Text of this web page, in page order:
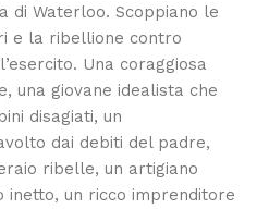
di Waterloo. Scoppiano le
e la ribellione contro
Una coraggiosa
una giovane idealista che
disagiati, un
dai debiti del padre,
ribelle, un artigiano
inetto, un ricco imprenditore